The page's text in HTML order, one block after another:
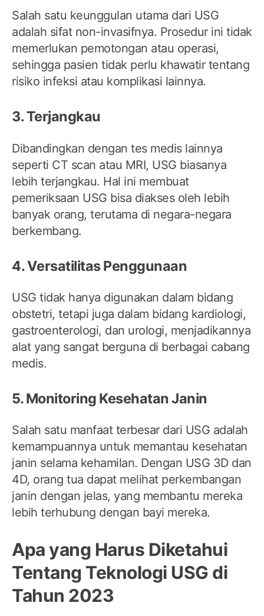
Salah satu keunggulan utama dari USG
adalah sifat non-invasifnya. Prosedur ini tidak
memerlukan pemotongan atau operasi,
sehingga pasien tidak perlu khawatir tentang
risiko infeksi atau komplikasi lainnya.
3. Terjangkau
Dibandingkan dengan tes medis lainnya
seperti CT scan atau MRI, USG biasanya
lebih terjangkau. Hal ini membuat
pemeriksaan USG bisa diakses oleh lebih
banyak orang, terutama di negara-negara
berkembang.
4. Versatilitas Penggunaan
USG tidak hanya digunakan dalam bidang
obstetri, tetapi juga dalam bidang kardiologi,
gastroenterologi, dan urologi, menjadikannya
alat yang sangat berguna di berbagai cabang
medis.
5. Monitoring Kesehatan Janin
Salah satu manfaat terbesar dari USG adalah
kemampuannya untuk memantau kesehatan
janin selama kehamilan. Dengan USG 3D dan
4D, orang tua dapat melihat perkembangan
janin dengan jelas, yang membantu mereka
lebih terhubung dengan bayi mereka.
Apa yang Harus Diketahui
Tentang Teknologi USG di
Tahun 2023